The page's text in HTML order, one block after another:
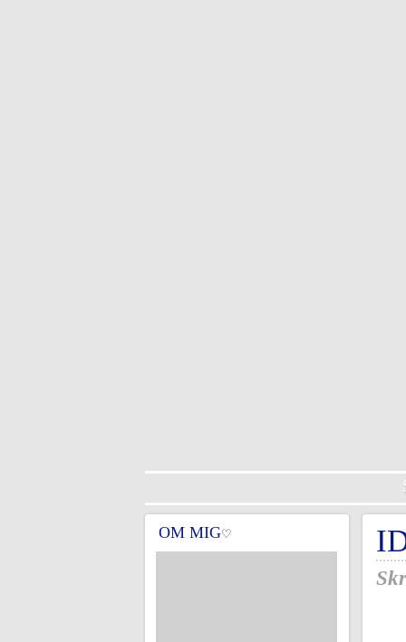
OM MIG♡